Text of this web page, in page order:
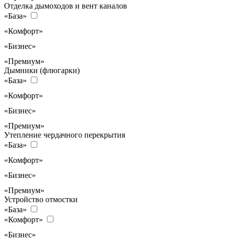
Отделка дымоходов и вент каналов
«База»
«Комфорт»
«Бизнес»
«Премиум»
Дымники (флюгарки)
«База»
«Комфорт»
«Бизнес»
«Премиум»
Утепление чердачного перекрытия
«База»
«Комфорт»
«Бизнес»
«Премиум»
Устройство отмостки
«База»
«Комфорт»
«Бизнес»